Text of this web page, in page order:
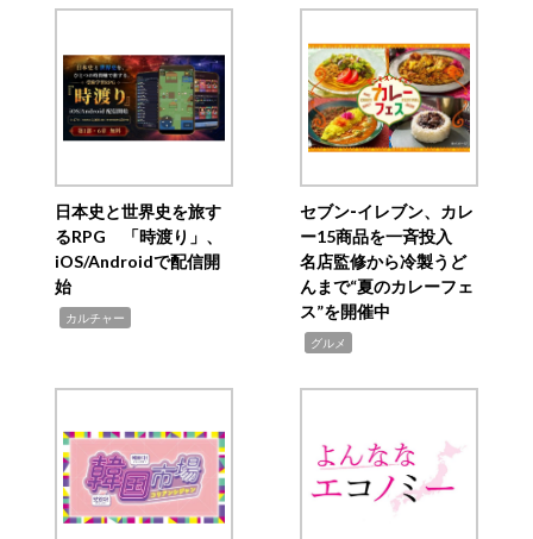
日本史と世界史を旅す
るRPG 「時渡り」、
iOS/Androidで配信開
始
カルチャー
セブン‐イレブン、カレ
ー15商品を一斉投入
名店監修から冷製うど
んまで“夏のカレーフェ
ス”を開催中
グルメ